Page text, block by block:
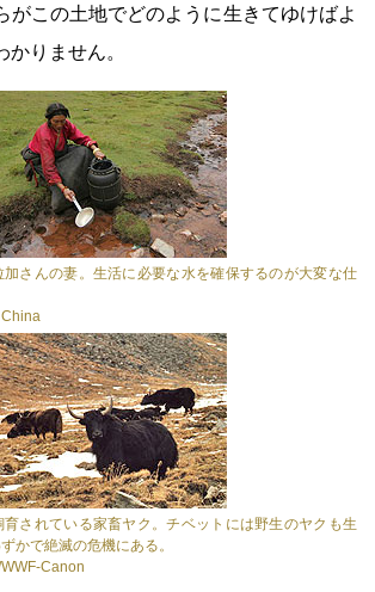
がこの土地でどのように生きてゆけばよ
りません。
さんの妻。生活に必要な水を確保するのが大変な仕
されている家畜ヤク。チベットには野生のヤクも生
かで絶滅の危機にある。
Canon